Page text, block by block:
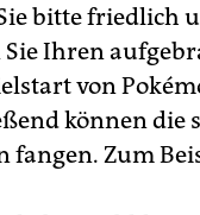
bitte friedlich
Ihren
von
können die
fangen. Zum